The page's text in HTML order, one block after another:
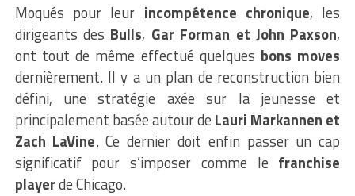
Moqués pour leur incompétence chronique, les
dirigeants des Bulls, Gar Forman et John Paxson,
ont tout de même effectué quelques bons moves
dernièrement. Il y a un plan de reconstruction bien
défini, une stratégie axée sur la jeunesse et
principalement basée autour de Lauri Markannen et
Zach LaVine. Ce dernier doit enfin passer un cap
significatif pour s’imposer comme le franchise
playerde Chicago.